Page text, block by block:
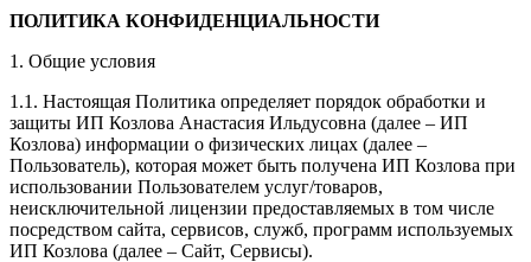
ПОЛИТИКА КОНФИДЕНЦИАЛЬНОСТИ
1. Общие условия
1.1. Настоящая Политика определяет порядок обработки и
защиты ИП Козлова Анастасия Ильдусовна (далее – ИП
Козлова) информации о физических лицах (далее –
Пользователь), которая может быть получена ИП Козлова при
использовании Пользователем услуг/товаров,
неисключительной лицензии предоставляемых в том числе
посредством сайта, сервисов, служб, программ используемых
ИП Козлова (далее – Сайт, Сервисы).